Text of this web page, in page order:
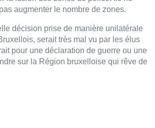
un coup de pub
grâce à l’IA